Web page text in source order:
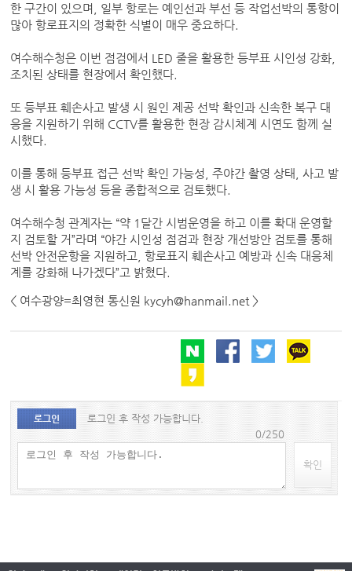
한 구간이 있으며, 일부 항로는 예인선과 부선 등 작업선박의 통항이
많아 항로표지의 정확한 식별이 매우 중요하다.
여수해수청은 이번 점검에서 LED 줄을 활용한 등부표 시인성 강화,
조치된 상태를 현장에서 확인했다.
또 등부표 훼손사고 발생 시 원인 제공 선박 확인과 신속한 복구 대
응을 지원하기 위해 CCTV를 활용한 현장 감시체계 시연도 함께 실
시했다.
이를 통해 등부표 접근 선박 확인 가능성, 주야간 촬영 상태, 사고 발
생 시 활용 가능성 등을 종합적으로 검토했다.
여수해수청 관계자는 “약 1달간 시범운영을 하고 이를 확대 운영할
지 검토할 거”라며 “야간 시인성 점검과 현장 개선방안 검토를 통해
선박 안전운항을 지원하고, 항로표지 훼손사고 예방과 신속 대응체
계를 강화해 나가겠다”고 밝혔다.
< 여수광양=최영현 통신원 kycyh@hanmail.net >
로그인
로그인 후 작성 가능합니다.
0/250
확인